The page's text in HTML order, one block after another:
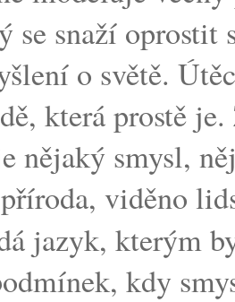
se snaží
o světě.
která prostě
nějaký smysl,
viděno
jazyk, kterým
kdy